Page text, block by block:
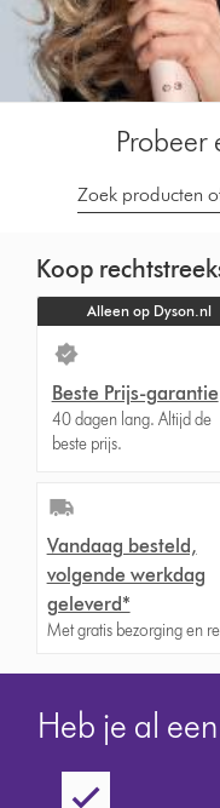
Probeer
Koop
Alleen op Dyson.nl
Beste Prijs-garantie
40 dagen lang. Altijd de
beste prijs.
Vandaag besteld,
volgende werkdag
geleverd*
Met gratis bezorging en
Heb je al